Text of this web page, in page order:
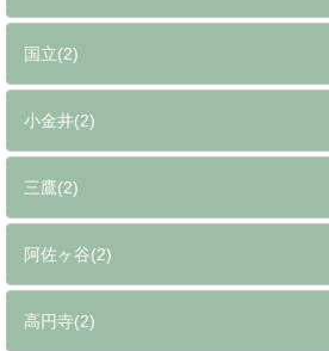
国立(2)
小金井(2)
三鷹(2)
阿佐ヶ谷(2)
高円寺(2)